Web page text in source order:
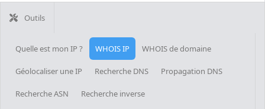
Outils
Quelle est mon IP ? WHOIS IP WHOIS de domaine
Géolocaliser une IP Recherche DNS Propagation DNS
Recherche ASN Recherche inverse